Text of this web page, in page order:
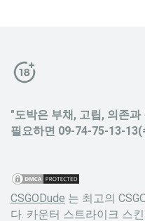
"도박은 부채, 고립, 의존과
필요하면 09-74-75-13-
CSGODude 는 최고의
다. 카운터 스트라이크 스